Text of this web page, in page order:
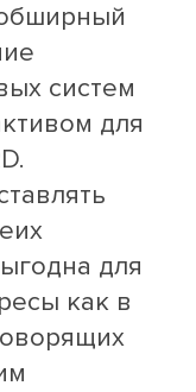
систем
для
для
как в